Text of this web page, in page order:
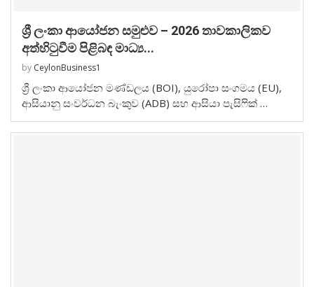
ශ්‍රී ලංකා ආයෝජන සමුළුව – 2026 තාවකාලිකව
අත්හිටුවීම පිළිබඳ මාධ්‍ය...
by CeylonBusiness1
ශ්‍රී ලංකා ආයෝජන මණ්ඩලය (BOI), යුරෝපා සංගමය (EU),
ආසියානු සංවර්ධන බැංකුව (ADB) සහ ආසියා පැසිෆික් …